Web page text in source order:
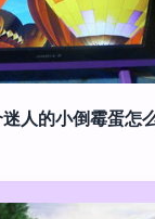
人的小倒霉蛋怎